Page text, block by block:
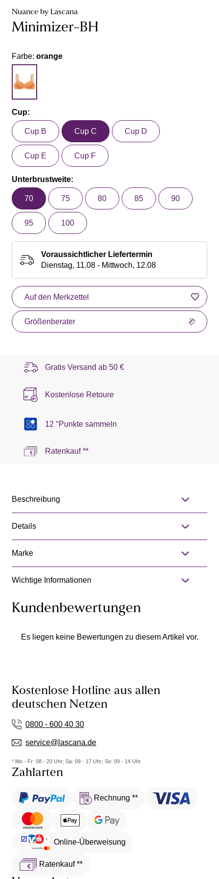
Nuance by Lascana
Minimizer-BH
Farbe: orange
Cup:
Cup B Cup C Cup D
Cup E Cup F
Unterbrustweite:
70 75 80 85 90
95 100
Voraussichtlicher Liefertermin
Dienstag, 11.08 - Mittwoch, 12.08
Auf den Merkzettel
Größenberater
Gratis Versand ab 50 €
Kostenlose Retoure
12 °Punkte sammeln
Ratenkauf **
Beschreibung
Details
Marke
Wichtige Informationen
Kundenbewertungen
Es liegen keine Bewertungen zu diesem Artikel vor.
Kostenlose Hotline aus allen
deutschen Netzen
0800 - 600 40 30
service@lascana.de
* Mo - Fr: 08 - 20 Uhr; Sa: 09 - 17 Uhr; So: 09 - 14 Uhr.
Zahlarten
Rechnung **
Online-Überweisung
Ratenkauf **